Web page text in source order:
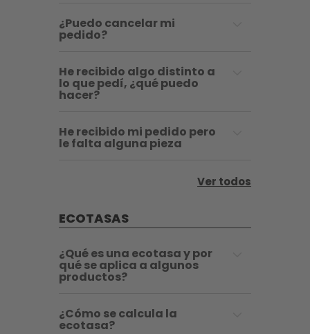
¿Puedo cancelar mi
pedido?
He recibido algo distinto a
lo que pedí, ¿qué puedo
hacer?
He recibido mi pedido pero
le falta alguna pieza
Ver todos
ECOTASAS
¿Qué es una ecotasa y por
qué se aplica a algunos
productos?
¿Cómo se calcula la
ecotasa?